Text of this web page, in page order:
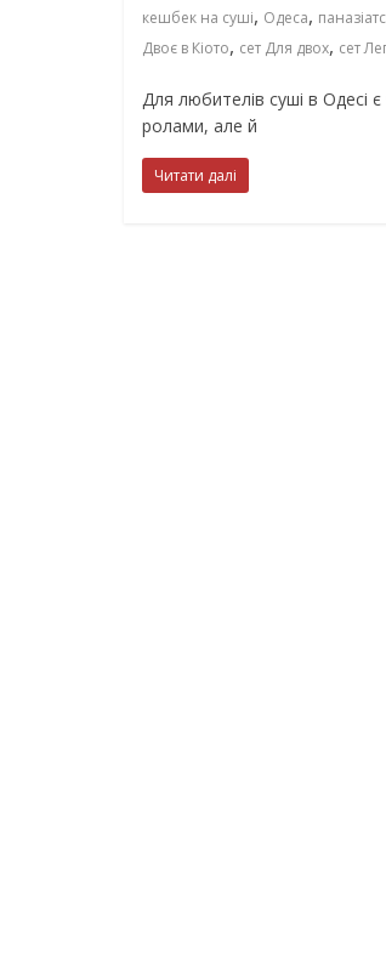
кешбек на суші, Одеса,
Двоє в Кіото, сет Для двох, сет
Для любителів суші в Одесі
ролами, але й
Читати далі